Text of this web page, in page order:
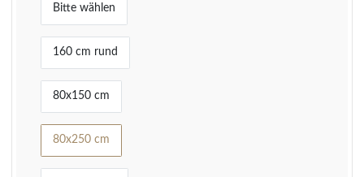
Bitte wählen
160 cm rund
80x150 cm
80x250 cm